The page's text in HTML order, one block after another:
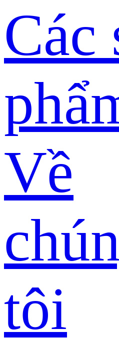
Các
Về
tôi